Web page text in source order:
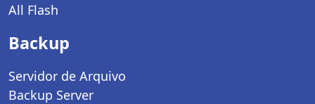
All Flash
Backup
Servidor de Arquivo
Backup Server